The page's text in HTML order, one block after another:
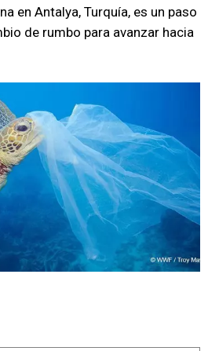
en Antalya, Turquía, es un paso
de rumbo para avanzar hacia